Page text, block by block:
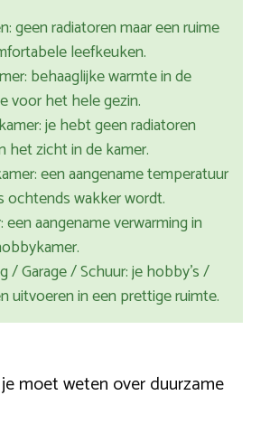
geen radiatoren maar een ruime
leefkeuken.
behaaglijke warmte in de
voor het hele gezin.
je hebt geen radiatoren
het zicht in de kamer.
een aangename temperatuur
ochtends wakker wordt.
een aangename verwarming in
/ Garage / Schuur: je hobby’s /
uitvoeren in een prettige ruimte.
moet weten over duurzame